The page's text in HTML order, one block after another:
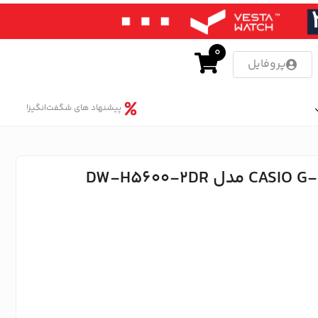
پروفایل
0
پیشنهاد های شگفت‌انگیز!